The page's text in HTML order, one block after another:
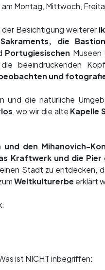
Montag, Mittwoch,
Besichtigung weiterer
die
Portugiesischen Museen
beeindruckenden
und
und die natürliche
, wo wir die alte Kapelle
den Mihanovich-
Kraftwerk und die Pier
Stadt zu entdecken,
Weltkulturerbe erklärt
ist NICHT inbegriffen: